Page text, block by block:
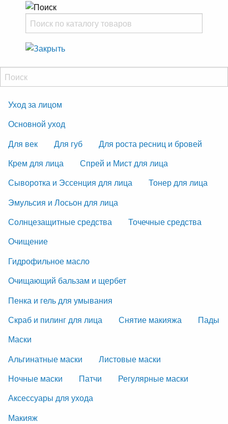
Уход за лицом
Основной уход
Для век
Для губ
Для роста ресниц и бровей
Крем для лица
Спрей и Мист для лица
Сыворотка и Эссенция для лица
Тонер для лица
Эмульсия и Лосьон для лица
Солнцезащитные средства
Точечные средства
Очищение
Гидрофильное масло
Очищающий бальзам и щербет
Пенка и гель для умывания
Скраб и пилинг для лица
Снятие макияжа
Пады
Маски
Альгинатные маски
Листовые маски
Ночные маски
Патчи
Регулярные маски
Аксессуары для ухода
Макияж